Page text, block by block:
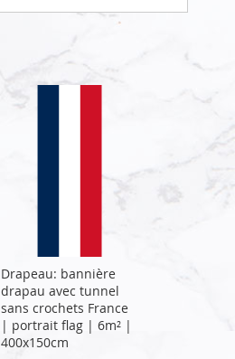
Drapeau: bannière
drapau avec tunnel
sans crochets France
| portrait flag | 6m² |
400x150cm